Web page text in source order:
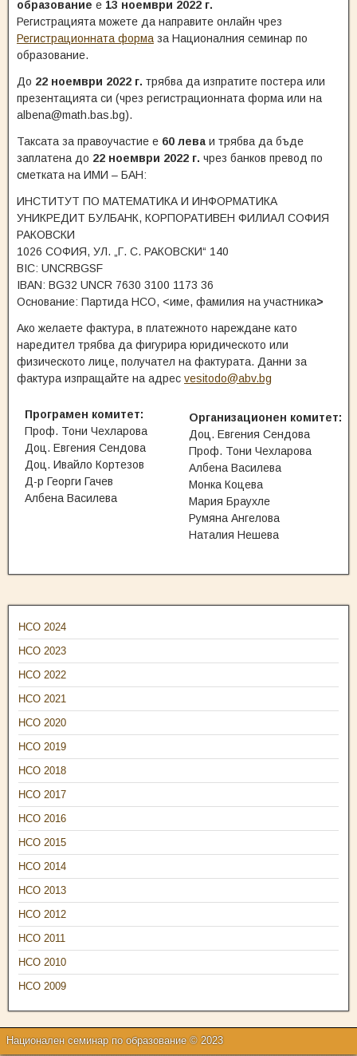
образование е 13 ноември 2022 г.
Регистрацията можете да направите онлайн чрез
Регистрационната форма за Националния семинар по
образование.
До 22 ноември 2022 г. трябва да изпратите постера или
презентацията си (чрез регистрационната форма или на
albena@math.bas.bg).
Таксата за правоучастие е 60 лева и трябва да бъде
заплатена до 22 ноември 2022 г. чрез банков превод по
сметката на ИМИ – БАН:
ИНСТИТУТ ПО МАТЕМАТИКА И ИНФОРМАТИКА
УНИКРЕДИТ БУЛБАНК, КОРПОРАТИВЕН ФИЛИАЛ СОФИЯ
РАКОВСКИ
1026 СОФИЯ, УЛ. „Г. С. РАКОВСКИ“ 140
BIC: UNCRBGSF
IBAN: BG32 UNCR 7630 3100 1173 36
Основание: Партида НСО, <име, фамилия на участника>
Ако желаете фактура, в платежното нареждане като
наредител трябва да фигурира юридическото или
физическото лице, получател на фактурата. Данни за
фактура изпращайте на адрес vesitodo@abv.bg
Програмен комитет:
Проф. Тони Чехларова
Доц. Евгения Сендова
Доц. Ивайло Кортезов
Д-р Георги Гачев
Албена Василева
Организационен комитет:
Доц. Евгения Сендова
Проф. Тони Чехларова
Албена Василева
Монка Коцева
Мария Браухле
Румяна Ангелова
Наталия Нешева
НСО 2024
НСО 2023
НСО 2022
НСО 2021
НСО 2020
НСО 2019
НСО 2018
НСО 2017
НСО 2016
НСО 2015
НСО 2014
НСО 2013
НСО 2012
НСО 2011
НСО 2010
НСО 2009
Национален семинар по образование © 2023